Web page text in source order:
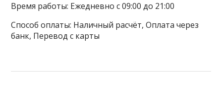
Время работы: Ежедневно с 09:00 до 21:00
Способ оплаты: Наличный расчёт, Оплата через
банк, Перевод с карты